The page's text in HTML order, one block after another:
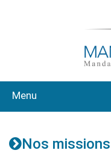
Menu
Nos missions